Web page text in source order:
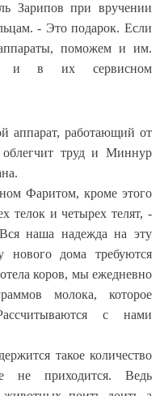
Зарипов при вручении
- Это подарок. Если
поможем и им.
и в их сервисном
аппарат, работающий от
облегчит труд и Миннур
Фаритом, кроме этого
телок и четырех телят, -
наша надежда на эту
нового дома требуются
коров, мы ежедневно
молока, которое
с нами
такое количество
не приходится. Ведь